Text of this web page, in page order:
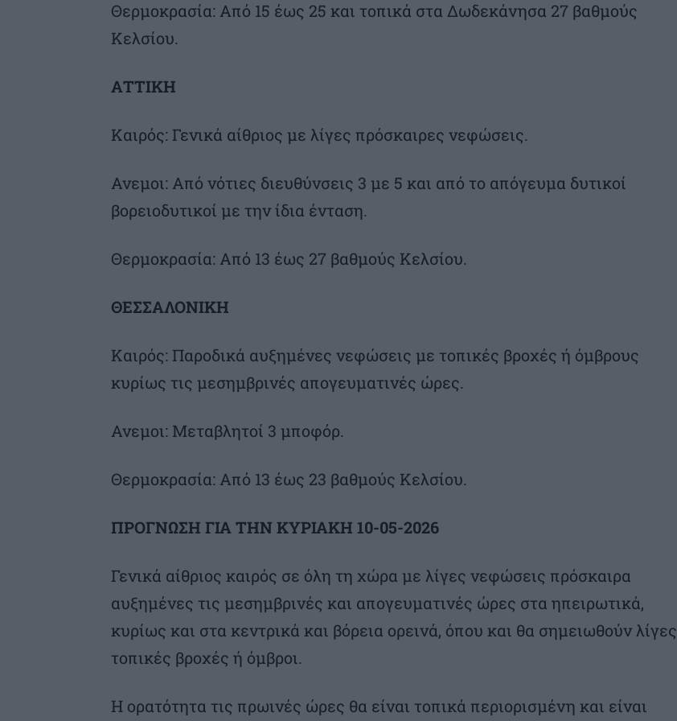
Θερμοκρασία: Από 15 έως 25 και τοπικά στα Δωδεκάνησα 27 βαθμούς
Κελσίου.
ΑΤΤΙΚΗ
Καιρός: Γενικά αίθριος με λίγες πρόσκαιρες νεφώσεις.
Ανεμοι: Από νότιες διευθύνσεις 3 με 5 και από το απόγευμα δυτικοί
βορειοδυτικοί με την ίδια ένταση.
Θερμοκρασία: Από 13 έως 27 βαθμούς Κελσίου.
ΘΕΣΣΑΛΟΝΙΚΗ
Καιρός: Παροδικά αυξημένες νεφώσεις με τοπικές βροχές ή όμβρους
κυρίως τις μεσημβρινές απογευματινές ώρες.
Ανεμοι: Μεταβλητοί 3 μποφόρ.
Θερμοκρασία: Από 13 έως 23 βαθμούς Κελσίου.
ΠΡΟΓΝΩΣΗ ΓΙΑ ΤΗΝ ΚΥΡΙΑΚΗ 10-05-2026
Γενικά αίθριος καιρός σε όλη τη χώρα με λίγες νεφώσεις πρόσκαιρα
αυξημένες τις μεσημβρινές και απογευματινές ώρες στα ηπειρωτικά,
κυρίως και στα κεντρικά και βόρεια ορεινά, όπου και θα σημειωθούν λίγες
τοπικές βροχές ή όμβροι.
Η ορατότητα τις πρωινές ώρες θα είναι τοπικά περιορισμένη και είναι